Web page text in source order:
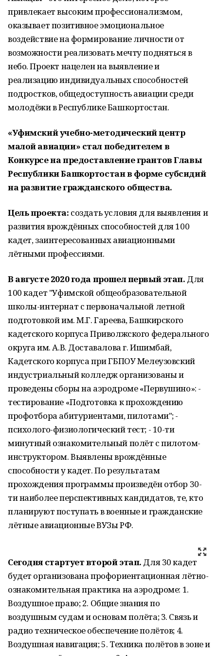
привлекает высоким профессионализмом,
оказывает позитивное эмоциональное
воздействие на формирование личности от
возможности реализовать мечту подняться в
небо. Проект нацелен на выявление и
реализацию индивидуальных способностей
подростков, общедоступность авиации среди
молодёжи в Республике Башкортостан.
«Уфимский учебно-методический центр
малой авиации» стал победителем в
Конкурсе на предоставление грантов Главы
Республики Башкортостан в форме субсидий
на развитие гражданского общества.
Цель проекта: создать условия для выявления и
развития врождённых способностей для 100
кадет, заинтересованных авиационными
лётными профессиями.
В августе 2020 года прошел первый этап. Для
100 кадет "Уфимской общеобразовательной
школы-интернат с первоначальной летной
подготовкой им. М.Г. Гареева, Башкирского
кадетского корпуса Приволжского федерального
округа им. А.В. Доставалова г. Ишимбай,
Кадетского корпуса при ГБПОУ Мелеузовский
индустриальный колледж организованы и
проведены сборы на аэродроме «Первушино»: -
тестирование «Подготовка к прохождению
профотбора абитуриентами, пилотами"; -
психолого-физиологический тест; - 10-ти
минутный ознакомительный полёт с пилотом-
инструктором. Выявлены врождённые
способности у кадет. По результатам
прохождения программы произведён отбор 30-
ти наиболее перспективных кандидатов, те, кто
планируют поступать в военные и гражданские
лётные авиационные ВУЗы РФ.
Сегодня стартует второй этап. Для 30 кадет
будет организована профориентационная лётно-
ознакомительная практика на аэродроме: 1.
Воздушное право; 2. Общие знания по
воздушным судам и основам полёта; 3. Связь и
радио техническое обеспечение полётов; 4.
Воздушная навигация; 5. Техника полётов в зоне и